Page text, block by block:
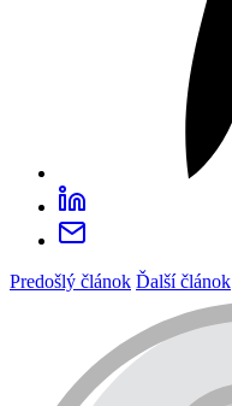
Predošlý článok Ďalší článok